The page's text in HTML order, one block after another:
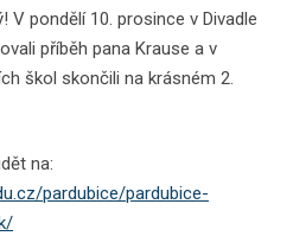
V pondělí 10. prosince v Divadle
příběh pana Krause a v
škol skončili na krásném 2.
na:
pardubice/pardubice-